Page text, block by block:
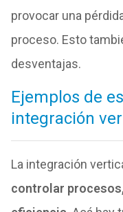
provocar una
proceso. Esto
desventajas.
Ejemplos de
integración
La integración
controlar